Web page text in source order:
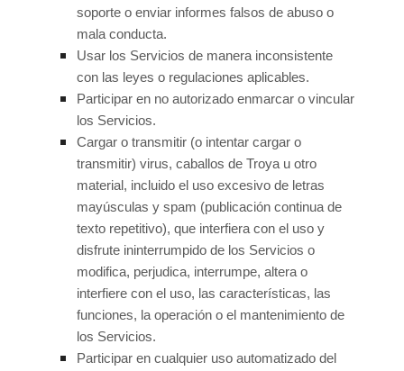
soporte o enviar informes falsos de abuso o
mala conducta.
Usar los Servicios de manera inconsistente
con las leyes o regulaciones aplicables.
Participar en no autorizadoenmarcar o vincular
los Servicios.
Cargar o transmitir (o intentar cargar o
transmitir) virus, caballos de Troya u otro
material, incluido el uso excesivo de letras
mayúsculas y spam (publicación continua de
texto repetitivo), que interfiera con el uso y
disfrute ininterrumpido de los Servicios o
modifica, perjudica, interrumpe, altera o
interfiere con el uso, las características, las
funciones, la operación o el mantenimiento de
los Servicios.
Participar en cualquier uso automatizado del